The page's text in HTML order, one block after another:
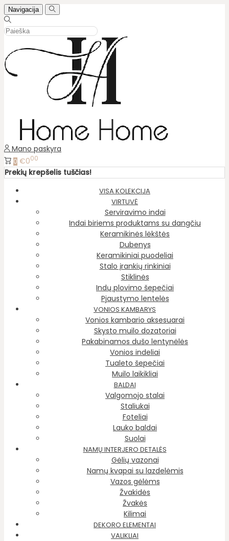
Navigacija
Mano paskyra
0 €000
Prekių krepšelis tuščias!
VISA KOLEKCIJA
VIRTUVĖ
Serviravimo indai
Indai biriems produktams su dangčiu
Keramikinės lėkštės
Dubenys
Keramikiniai puodeliai
Stalo įrankių rinkiniai
Stiklinės
Indų plovimo šepečiai
Pjaustymo lentelės
VONIOS KAMBARYS
Vonios kambario aksesuarai
Skysto muilo dozatoriai
Pakabinamos dušo lentynėlės
Vonios indeliai
Tualeto šepečiai
Muilo laikikliai
BALDAI
Valgomojo stalai
Staliukai
Foteliai
Lauko baldai
Suolai
NAMŲ INTERJERO DETALĖS
Gėlių vazonai
Namų kvapai su lazdelėmis
Vazos gėlėms
Žvakidės
Žvakės
Kilimai
DEKORO ELEMENTAI
VALIKLIAI